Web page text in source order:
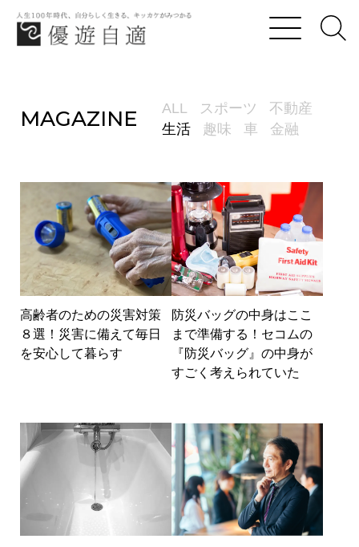
高齢者のための災害対策８選！災害に備えて毎
MAGAZINE ALL スポーツ
不動産
生活
趣味 車 金融
高齢者のための災害対策
８選！災害に備えて毎日
を安心して暮らす
防災バッグの中身はここ
まで準備する！セコムの
『防災バッグ』の中身が
すごく考えられていた